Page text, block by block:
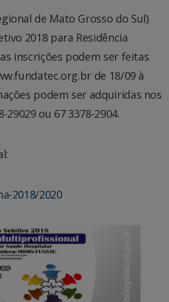
de Mato Grosso do Sul)
2018 para Residência
inscrições podem ser feitas
de 18/09 à
podem ser adquiridas nos
ou 67 3378-2904.
2018/2020